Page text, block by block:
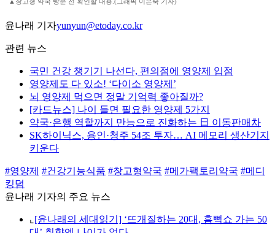
윤나래 기자yunyun@etoday.co.kr
관련 뉴스
국민 건강 챙기기 나선다, 편의점에 영양제 입점
영양제도 다 있소! ‘다이소 영양제’
뇌 영양제 먹으면 정말 기억력 좋아질까?
[카드뉴스] 나이 들면 필요한 영양제 5가지
약국·은행 역할까지 만능으로 진화하는 日 이동판매차
SK하이닉스, 용인·청주 54조 투자… AI 메모리 생산기지
키운다
#영양제 #건강기능식품 #창고형약국 #메가팩토리약국 #메디
킹덤
윤나래 기자의 주요 뉴스
⌞ [윤나래의 세대읽기] ‘뜨개질하는 20대, 흠뻑쇼 가는 50